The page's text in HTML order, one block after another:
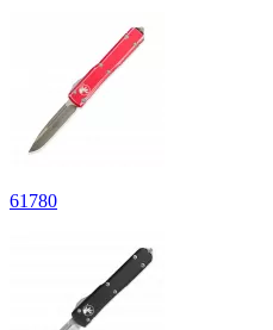
61 780